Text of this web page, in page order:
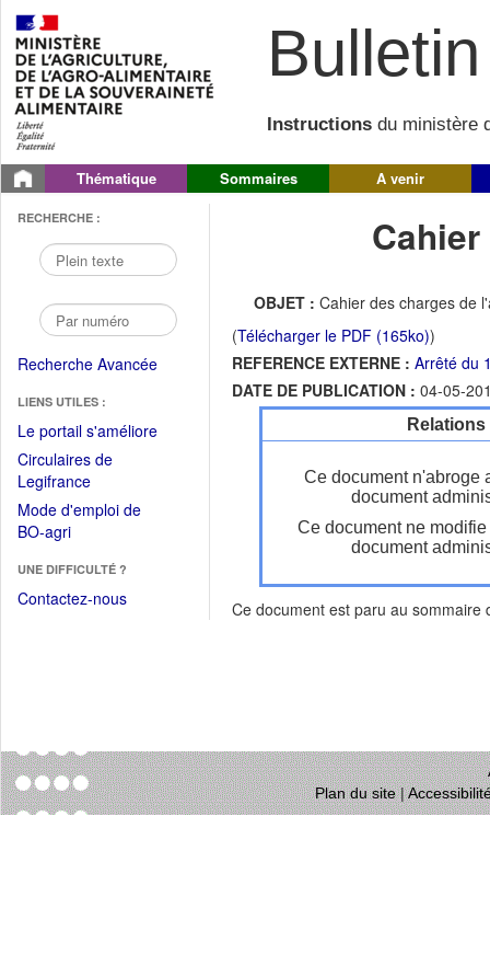
Instructions du ministère
Thématique Sommaires A venir
RECHERCHE :
Recherche Avancée
LIENS UTILES :
Le portail s'améliore(Fichier
Circulaires de
Legifrance(Ouvrir
dans
une
fenêtre)
Mode d'emploi de
BO-agri(Ouvrir
une
nouvelle
UNE DIFFICULTÉ ?
Contactez-nous
OBJET : Cahier des charges de
(Télécharger le PDF (165ko))
REFERENCE EXTERNE : Arrêté du
DATE DE PUBLICATION : 04-05-
Ce document n'abroge
document
Ce document ne
document
Ce document est paru au sommaire
Plan du site|